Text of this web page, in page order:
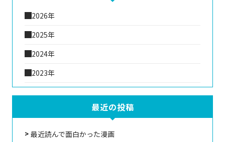
2026年
2025年
2024年
2023年
最近の投稿
最近読んで面白かった漫画